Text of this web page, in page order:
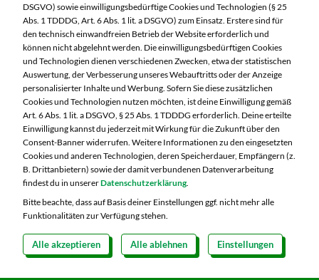
Telefon:03675 8820
Markt ändern
Öffnungszeiten diese Woche:
Mo:
07:00 – 20:00 Uhr
Di:
07:00 – 20:00 Uhr
Mi:
07:00 – 20:00 Uhr
Do:
07:00 – 21:00 Uhr
Fr:
07:00 – 21:00 Uhr
Copyright 2026 © MARKTKAUF Datenschutz
Impressum
Hinweisgebersystem Menschenrechte
DSGVO) sowie einwilligungsbedürftige Cookies und Technologien (§ 25
Abs. 1 TDDDG, Art. 6 Abs. 1 lit. a DSGVO) zum Einsatz. Erstere sind für
den technisch einwandfreien Betrieb der Website erforderlich und
können nicht abgelehnt werden. Die einwilligungsbedürftigen Cookies
und Technologien dienen verschiedenen Zwecken, etwa der statistischen
Auswertung, der Verbesserung unseres Webauftritts oder der Anzeige
personalisierter Inhalte und Werbung. Sofern Sie diese zusätzlichen
Cookies und Technologien nutzen möchten, ist deine Einwilligung gemäß
Art. 6 Abs. 1 lit. a DSGVO, § 25 Abs. 1 TDDDG erforderlich. Deine erteilte
Einwilligung kannst du jederzeit mit Wirkung für die Zukunft über den
Consent-Banner widerrufen. Weitere Informationen zu den eingesetzten
Cookies und anderen Technologien, deren Speicherdauer, Empfängern (z.
B. Drittanbietern) sowie der damit verbundenen Datenverarbeitung
findest du in unsererDatenschutzerklärung.
Bitte beachte, dass auf Basis deiner Einstellungen ggf. nicht mehr alle
Funktionalitäten zur Verfügung stehen.
Alle akzeptieren Alle ablehnen Einstellungen